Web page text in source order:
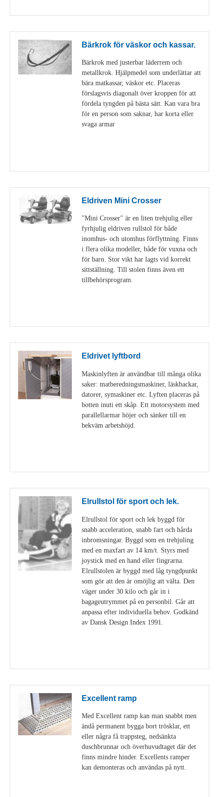
Bärkrok för väskor och kassar.
Bärkrok med justerbar läderrem och
metallkrok. Hjälpmedel som underlättar att
bära matkassar, väskor etc. Placeras
förslagsvis diagonalt över kroppen för att
fördela tyngden på bästa sätt. Kan vara bra
för en person som saknar, har korta eller
svaga armar
Eldriven Mini Crosser
"Mini Crosser" är en liten trehjulig eller
fyrhjulig eldriven rullstol för både
inomhus- och utomhus förflyttning. Finns
i flera olika modeller, både för vuxna och
för barn. Stor vikt har lagts vid korrekt
sittställning. Till stolen finns även ett
tillbehörsprogram.
Eldrivet lyftbord
Maskinlyften är användbar till många olika
saker: matberedningsmaskiner, läskbackar,
datorer, symaskiner etc. Lyften placeras på
botten inuti ett skåp. Ett motorsystem med
parallellarmar höjer och sänker till en
bekväm arbetshöjd.
Elrullstol för sport och lek.
Elrullstol för sport och lek byggd för
snabb acceleration, snabb fart och hårda
inbromsningar. Byggd som en trehjuling
med en maxfart av 14 km/t. Styrs med
joystick med en hand eller fingrarna.
Elrullstolen är byggd med låg tyngdpunkt
som gör att den är omöjlig att välta. Den
väger under 30 kilo och går in i
bagageutrymmet på en personbil. Går att
anpassa efter individuella behov. Godkänd
av Dansk Design Index 1991.
Excellent ramp
Med Excellent ramp kan man snabbt men
ändå permanent bygga bort trösklar, ett
eller några få trappsteg, nedsänkta
duschbrunnar och överhuvudtaget där det
finns mindre hinder. Excellents ramper
kan demonteras och användas på nytt.